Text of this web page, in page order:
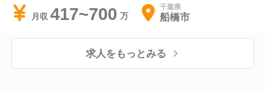
月収 417~700 千葉県
船橋市
求人をもっとみる